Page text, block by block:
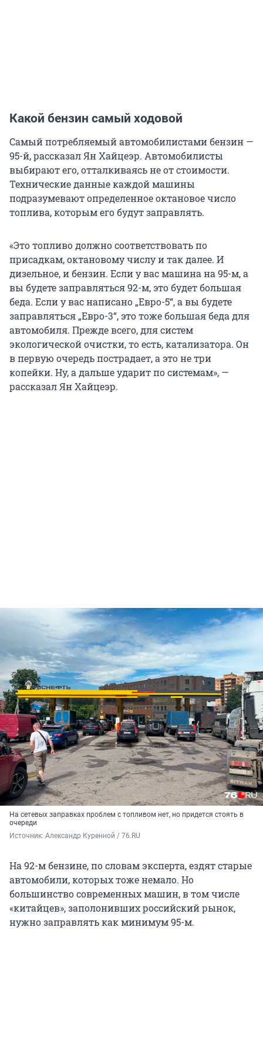
Какой бензин самый ходовой
Самый потребляемый автомобилистами бензин —
95-й, рассказал Ян Хайцеэр. Автомобилисты
выбирают его, отталкиваясь не от стоимости.
Технические данные каждой машины
подразумевают определенное октановое число
топлива, которым его будут заправлять.
«Это топливо должно соответствовать по
присадкам, октановому числу и так далее. И
дизельное, и бензин. Если у вас машина на 95-м, а
вы будете заправляться 92-м, это будет большая
беда. Если у вас написано „Евро-5“, а вы будете
заправляться „Евро-3“, это тоже большая беда для
автомобиля. Прежде всего, для систем
экологической очистки, то есть, катализатора. Он
в первую очередь пострадает, а это не три
копейки. Ну, а дальше ударит по системам», —
рассказал Ян Хайцеэр.
На сетевых заправках проблем с топливом нет, но придется стоять в
очереди
Источник: Александр Куренной / 76.RU
На 92-м бензине, по словам эксперта, ездят старые
автомобили, которых тоже немало. Но
большинство современных машин, в том числе
«китайцев», заполонивших российский рынок,
нужно заправлять как минимум 95-м.